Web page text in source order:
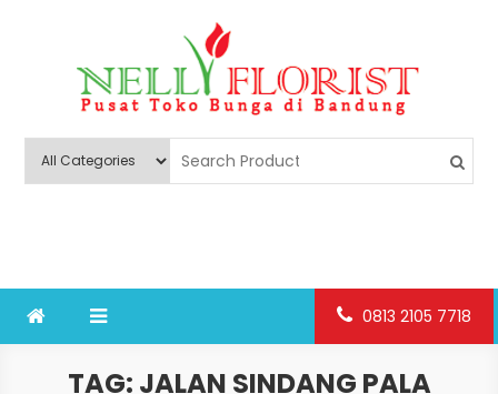
Nelly Florist Bandung
0813 2105 7718
TAG: JALAN SINDANG PALA